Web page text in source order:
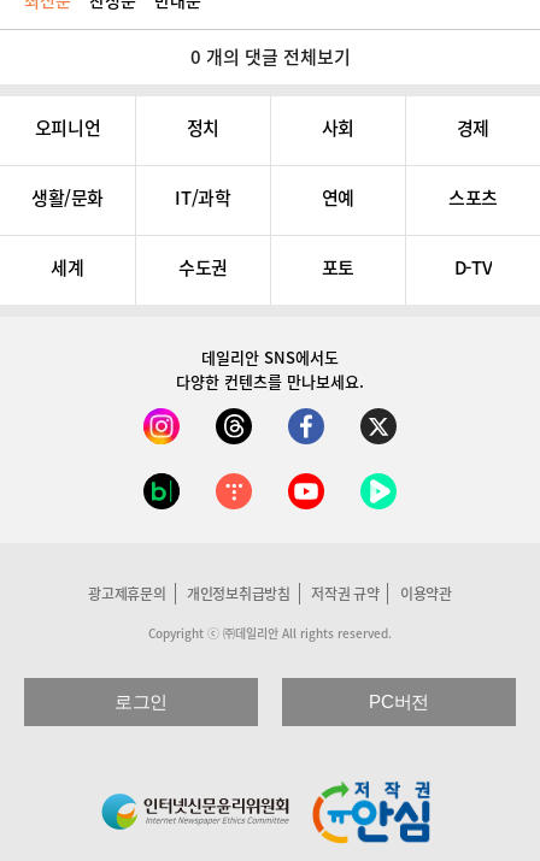
0 개의 댓글 전체보기
오피니언 정치 사회 경제
생활/문화 IT/과학 연예 스포츠
세계 수도권 포토 D-TV
데일리안 SNS에서도
다양한 컨텐츠를 만나보세요.
광고제휴문의 개인정보취급방침 저작권 규약 이용약관
Copyright ⓒ ㈜데일리안 All rights reserved.
로그인 PC버전